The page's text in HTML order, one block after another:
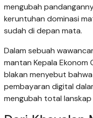
mengubah
keruntuhan dominasi
sudah di depan mata.
Dalam sebuah
mantan Kepala
blakan menyebut
pembayaran digital
mengubah total lanskap